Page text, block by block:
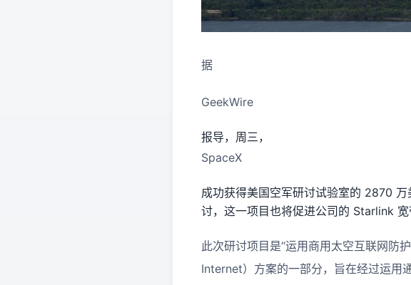
据
GeekWire
报导，周三，
SpaceX
成功获得美国空军研讨试验室的 2870
讨，这一项目也将促进公司的 Starlink
此次研讨项目是“运用商用太空互联网
Internet）方案的一部分，旨在经过运用